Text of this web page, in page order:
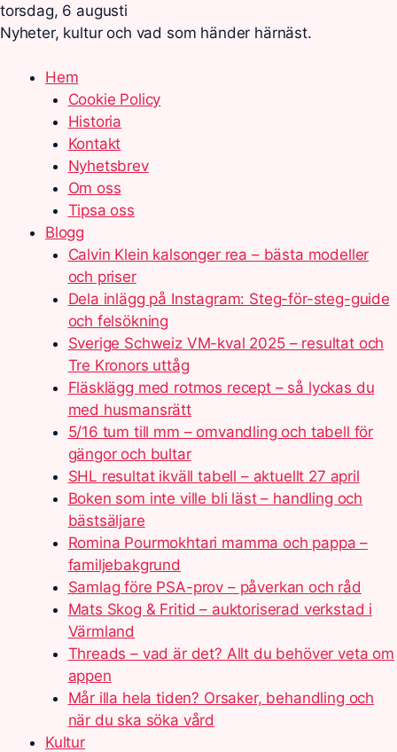
torsdag, 6 augusti
Nyheter, kultur och vad som händer härnäst.
Hem
Cookie Policy
Historia
Kontakt
Nyhetsbrev
Om oss
Tipsa oss
Blogg
Calvin Klein kalsonger rea – bästa modeller
och priser
Dela inlägg på Instagram: Steg-för-steg-guide
och felsökning
Sverige Schweiz VM-kval 2025 – resultat och
Tre Kronors uttåg
Fläsklägg med rotmos recept – så lyckas du
med husmansrätt
5/16 tum till mm – omvandling och tabell för
gängor och bultar
SHL resultat ikväll tabell – aktuellt 27 april
Boken som inte ville bli läst – handling och
bästsäljare
Romina Pourmokhtari mamma och pappa –
familjebakgrund
Samlag före PSA-prov – påverkan och råd
Mats Skog & Fritid – auktoriserad verkstad i
Värmland
Threads – vad är det? Allt du behöver veta om
appen
Mår illa hela tiden? Orsaker, behandling och
när du ska söka vård
Kultur